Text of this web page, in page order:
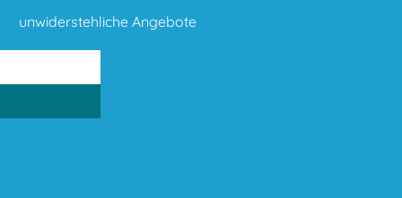
unwiderstehliche Angebote